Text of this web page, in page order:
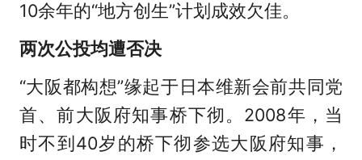
10余年的“地方创生”计划成效欠佳。
两次公投均遭否决
“大阪都构想”缘起于日本维新会前共同党
首、前大阪府知事桥下彻。2008年，当
时不到40岁的桥下彻参选大阪府知事，